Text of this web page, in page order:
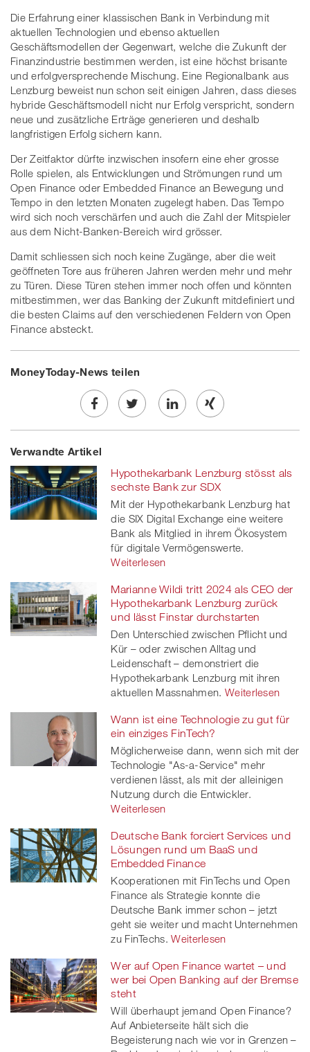
Die Erfahrung einer klassischen Bank in Verbindung mit
aktuellen Technologien und ebenso aktuellen
Geschäftsmodellen der Gegenwart, welche die Zukunft der
Finanzindustrie bestimmen werden, ist eine höchst brisante
und erfolgversprechende Mischung. Eine Regionalbank aus
Lenzburg beweist nun schon seit einigen Jahren, dass dieses
hybride Geschäftsmodell nicht nur Erfolg verspricht, sondern
neue und zusätzliche Erträge generieren und deshalb
langfristigen Erfolg sichern kann.
Der Zeitfaktor dürfte inzwischen insofern eine eher grosse
Rolle spielen, als Entwicklungen und Strömungen rund um
Open Finance oder Embedded Finance an Bewegung und
Tempo in den letzten Monaten zugelegt haben. Das Tempo
wird sich noch verschärfen und auch die Zahl der Mitspieler
aus dem Nicht-Banken-Bereich wird grösser.
Damit schliessen sich noch keine Zugänge, aber die weit
geöffneten Tore aus früheren Jahren werden mehr und mehr
zu Türen. Diese Türen stehen immer noch offen und könnten
mitbestimmen, wer das Banking der Zukunft mitdefiniert und
die besten Claims auf den verschiedenen Feldern von Open
Finance absteckt.
MoneyToday-News teilen
Share
on
Facebook
Twe
on
twitt
er
Share
linkedin
Share
Xing
Verwandte Artikel
Hypothekarbank Lenzburg stösst als
sechste Bank zur SDX
Mit der Hypothekarbank Lenzburg hat
die SIX Digital Exchange eine weitere
Bank als Mitglied in ihrem Ökosystem
für digitale Vermögenswerte.
Weiterlesen
Marianne Wildi tritt 2024 als CEO der
Hypothekarbank Lenzburg zurück
und lässt Finstar durchstarten
Den Unterschied zwischen Pflicht und
Kür – oder zwischen Alltag und
Leidenschaft – demonstriert die
Hypothekarbank Lenzburg mit ihren
aktuellen Massnahmen. Weiterlesen
Wann ist eine Technologie zu gut für
ein einziges FinTech?
Möglicherweise dann, wenn sich mit der
Technologie "As-a-Service" mehr
verdienen lässt, als mit der alleinigen
Nutzung durch die Entwickler.
Weiterlesen
Deutsche Bank forciert Services und
Lösungen rund um BaaS und
Embedded Finance
Kooperationen mit FinTechs und Open
Finance als Strategie konnte die
Deutsche Bank immer schon – jetzt
geht sie weiter und macht Unternehmen
zu FinTechs. Weiterlesen
Wer auf Open Finance wartet – und
wer bei Open Banking auf der Bremse
steht
Will überhaupt jemand Open Finance?
Auf Anbieterseite hält sich die
Begeisterung nach wie vor in Grenzen –